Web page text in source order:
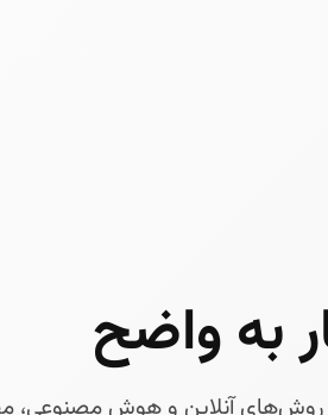
به واضح
روش‌های آنلاین و هوش مصنوعی،